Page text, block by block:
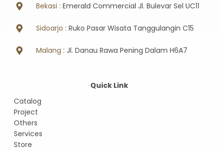
Bekasi : Emerald Commercial Jl. Bulevar Sel UC11
Sidoarjo : Ruko Pasar Wisata Tanggulangin C15
Malang : Jl. Danau Rawa Pening Dalam H6A7
Quick Link
Catalog
Project
Others
Services
Store